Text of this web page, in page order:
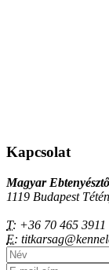
Kapcsolat
Magyar
1119 Budapest
T: +36 70 465 3911
E: